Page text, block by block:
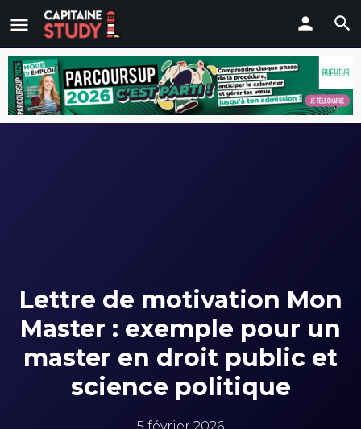
Lettre de motivation Mon
Master : exemple pour un
master en droit public et
science politique
5 février 2026